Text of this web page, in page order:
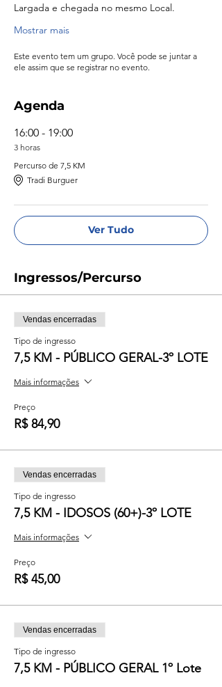
Largada e chegada no mesmo Local.
Mostrar mais
Este evento tem um grupo. Você pode se juntar a
ele assim que se registrar no evento.
Agenda
16:00 - 19:00
3 horas
Percurso de 7,5 KM
Tradi Burguer
Ver Tudo
Ingressos/Percurso
Vendas encerradas
Tipo de ingresso
7,5 KM - PÚBLICO GERAL-3º LOTE
Mais informações
Preço
R$ 84,90
Vendas encerradas
Tipo de ingresso
7,5 KM - IDOSOS (60+)-3º LOTE
Mais informações
Preço
R$ 45,00
Vendas encerradas
Tipo de ingresso
7,5 KM - PÚBLICO GERAL 1º Lote